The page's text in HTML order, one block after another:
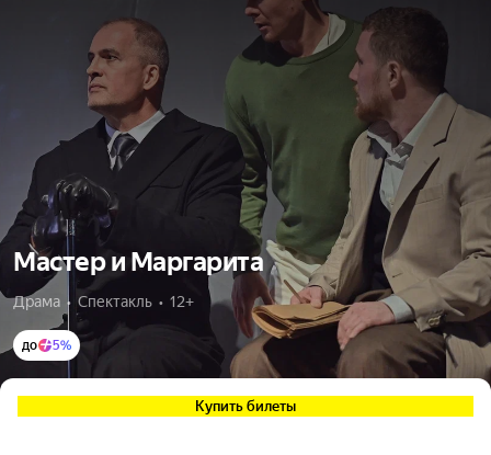
Мастер и Маргарита
Драма  •  Спектакль  •  12+
до 5%
Купить билеты